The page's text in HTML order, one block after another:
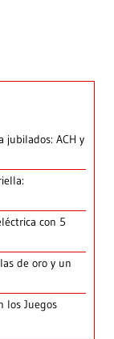
jubilados: ACH y
con 5
de oro y un
los Juegos